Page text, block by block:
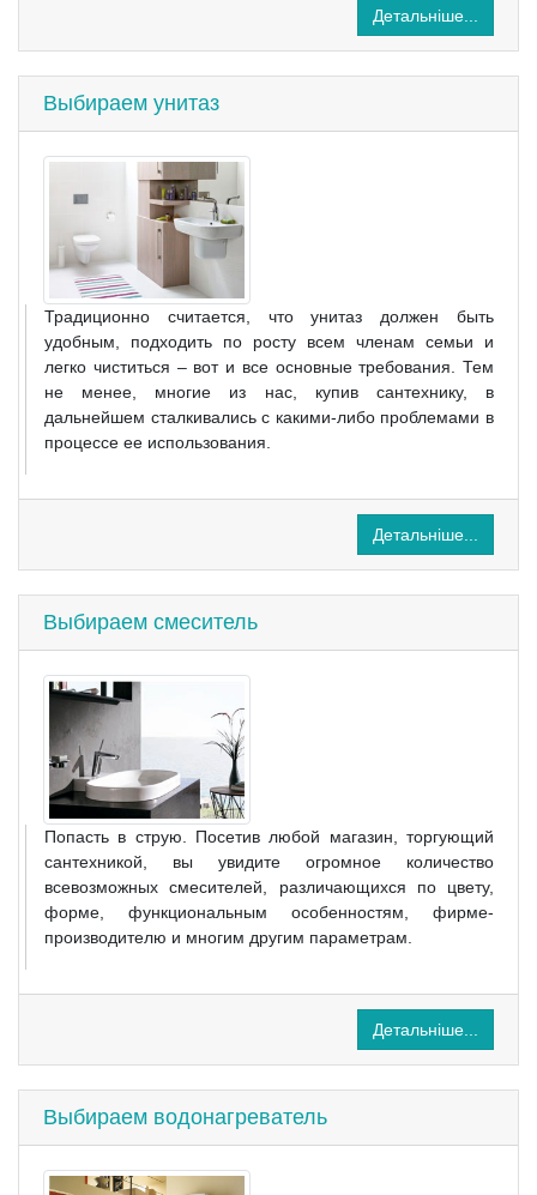
Детальніше...
Выбираем унитаз
Традиционно считается, что унитаз должен быть
удобным, подходить по росту всем членам семьи и
легко чиститься – вот и все основные требования. Тем
не менее, многие из нас, купив сантехнику, в
дальнейшем сталкивались с какими-либо проблемами в
процессе ее использования.
Детальніше...
Выбираем смеситель
Попасть в струю. Посетив любой магазин, торгующий
сантехникой, вы увидите огромное количество
всевозможных смесителей, различающихся по цвету,
форме, функциональным особенностям, фирме-
производителю и многим другим параметрам.
Детальніше...
Выбираем водонагреватель